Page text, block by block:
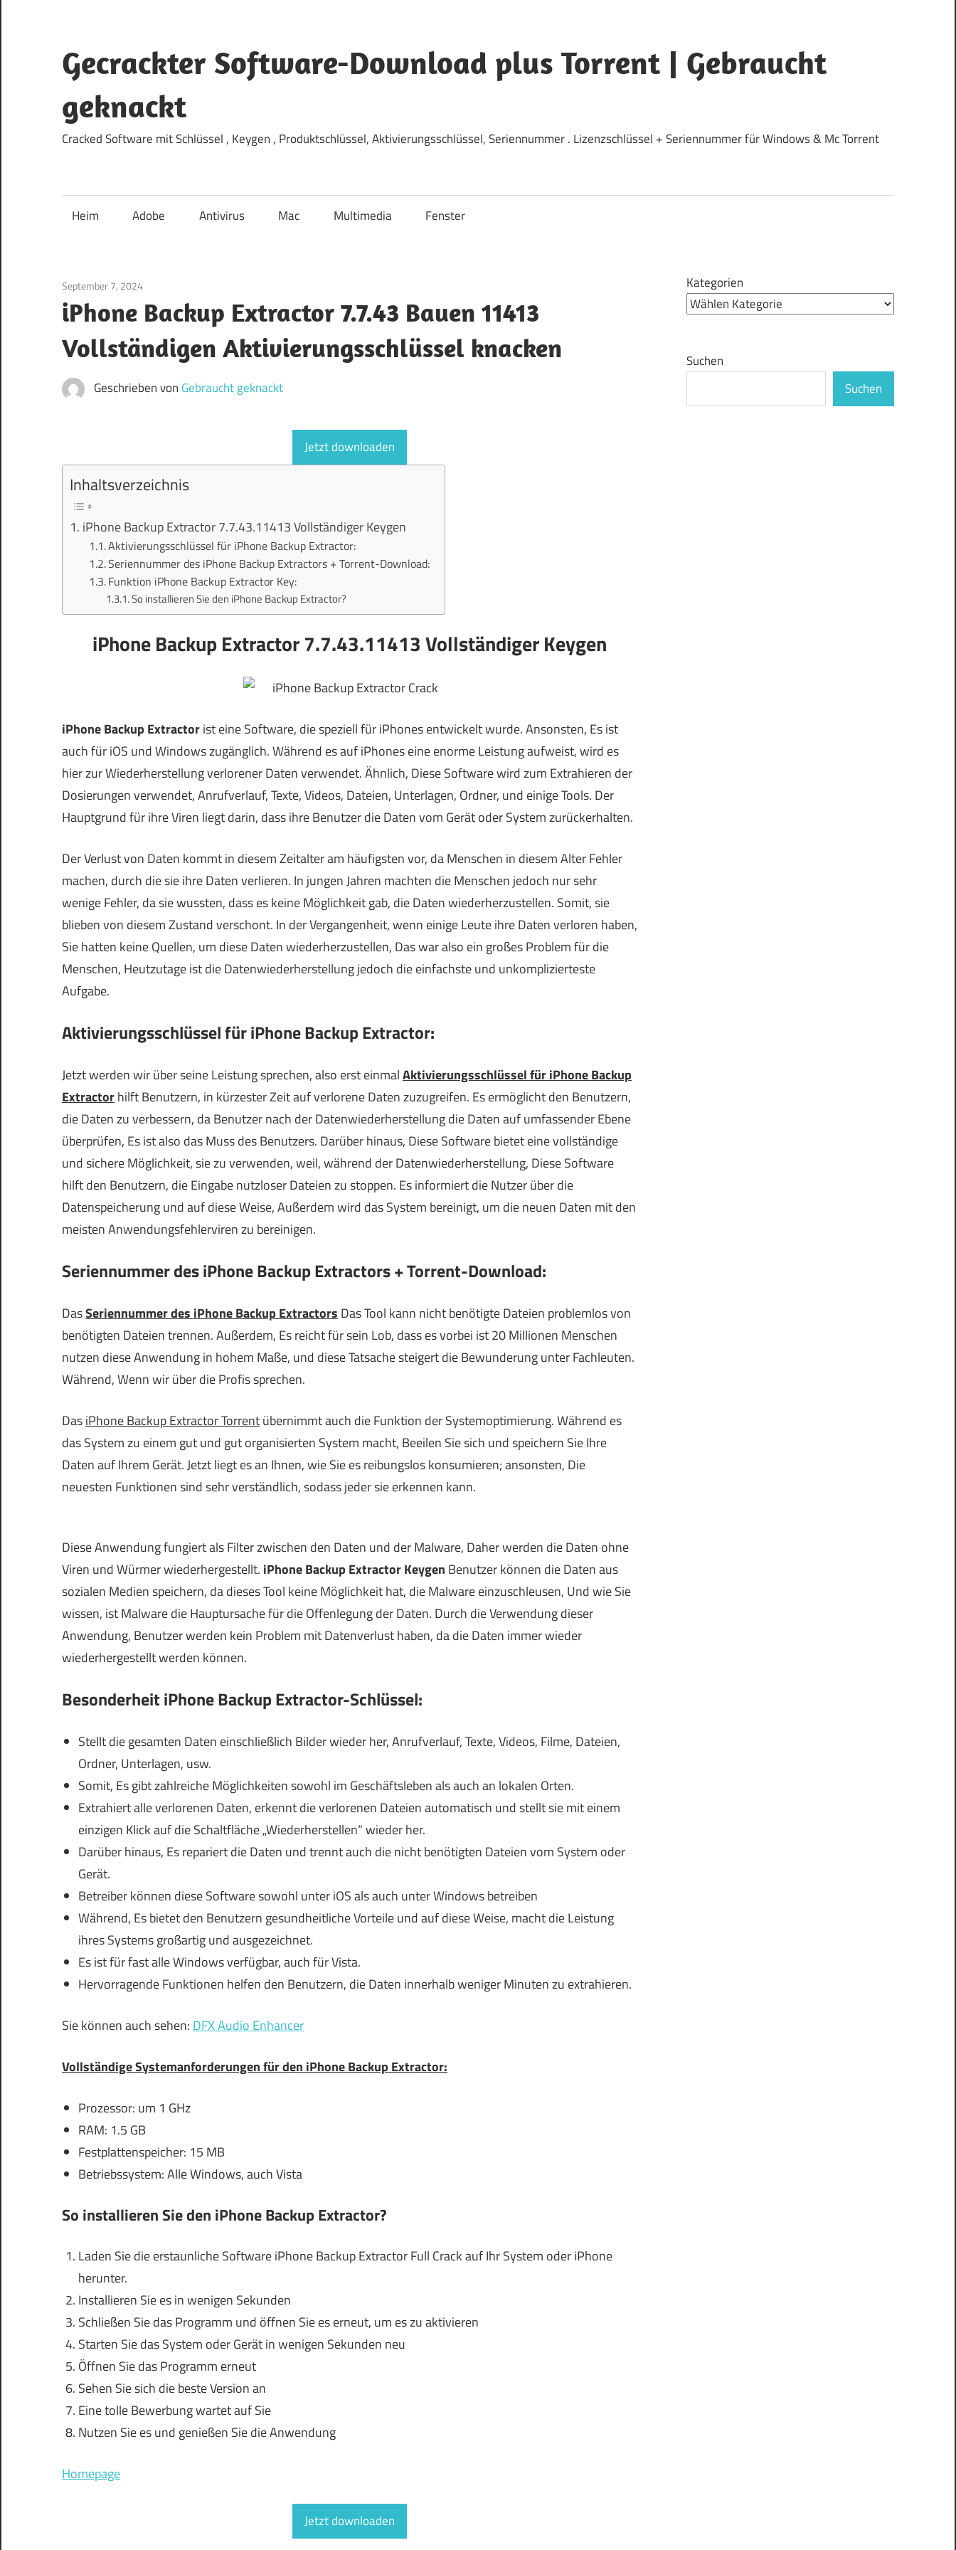
springen
Gecrackter Software-Download plus Torrent | Gebraucht
geknackt
Cracked Software mit Schlüssel , Keygen , Produktschlüssel, Aktivierungsschlüssel, Seriennummer . Lizenzschlüssel + Seriennummer für Windows & Mc Torrent
Heim Adobe Antivirus Mac Multimedia Fenster
September 7, 2024
iPhone Backup Extractor 7.7.43 Bauen 11413
Vollständigen Aktivierungsschlüssel knacken
Geschrieben von Gebraucht geknackt
Jetzt downloaden
Inhaltsverzeichnis
iPhone Backup Extractor 7.7.43.11413 Vollständiger Keygen
Aktivierungsschlüssel für iPhone Backup Extractor:
Seriennummer des iPhone Backup Extractors + Torrent-Download:
Funktion iPhone Backup Extractor Key:
So installieren Sie den iPhone Backup Extractor?
iPhone Backup Extractor 7.7.43.11413 Vollständiger Keygen
iPhone Backup Extractorist eine Software, die speziell für iPhones entwickelt wurde. Ansonsten, Es ist
auch für iOS und Windows zugänglich. Während es auf iPhones eine enorme Leistung aufweist, wird es
hier zur Wiederherstellung verlorener Daten verwendet. Ähnlich, Diese Software wird zum Extrahieren der
Dosierungen verwendet, Anrufverlauf, Texte, Videos, Dateien, Unterlagen, Ordner, und einige Tools. Der
Hauptgrund für ihre Viren liegt darin, dass ihre Benutzer die Daten vom Gerät oder System zurückerhalten.
Der Verlust von Daten kommt in diesem Zeitalter am häufigsten vor, da Menschen in diesem Alter Fehler
machen, durch die sie ihre Daten verlieren. In jungen Jahren machten die Menschen jedoch nur sehr
wenige Fehler, da sie wussten, dass es keine Möglichkeit gab, die Daten wiederherzustellen. Somit, sie
blieben von diesem Zustand verschont. In der Vergangenheit, wenn einige Leute ihre Daten verloren haben,
Sie hatten keine Quellen, um diese Daten wiederherzustellen, Das war also ein großes Problem für die
Menschen, Heutzutage ist die Datenwiederherstellung jedoch die einfachste und unkomplizierteste
Aufgabe.
Aktivierungsschlüssel für iPhone Backup Extractor:
Jetzt werden wir über seine Leistung sprechen, also erst einmalAktivierungsschlüssel für iPhone Backup
Extractorhilft Benutzern, in kürzester Zeit auf verlorene Daten zuzugreifen. Es ermöglicht den Benutzern,
die Daten zu verbessern, da Benutzer nach der Datenwiederherstellung die Daten auf umfassender Ebene
überprüfen, Es ist also das Muss des Benutzers. Darüber hinaus, Diese Software bietet eine vollständige
und sichere Möglichkeit, sie zu verwenden, weil, während der Datenwiederherstellung, Diese Software
hilft den Benutzern, die Eingabe nutzloser Dateien zu stoppen. Es informiert die Nutzer über die
Datenspeicherung und auf diese Weise, Außerdem wird das System bereinigt, um die neuen Daten mit den
meisten Anwendungsfehlerviren zu bereinigen.
Seriennummer des iPhone Backup Extractors + Torrent-Download:
DasSeriennummer des iPhone Backup Extractors Das Tool kann nicht benötigte Dateien problemlos von
benötigten Dateien trennen.Außerdem, Es reicht für sein Lob, dass es vorbei ist 20 Millionen Menschen
nutzen diese Anwendung in hohem Maße, und diese Tatsache steigert die Bewunderung unter Fachleuten.
Während, Wenn wir über die Profis sprechen.
DasiPhone Backup Extractor Torrentübernimmt auch die Funktion der Systemoptimierung. Während es
das System zu einem gut und gut organisierten System macht, Beeilen Sie sich und speichern Sie Ihre
Daten auf Ihrem Gerät. Jetzt liegt es an Ihnen, wie Sie es reibungslos konsumieren; ansonsten, Die
neuesten Funktionen sind sehr verständlich, sodass jeder sie erkennen kann.
Diese Anwendung fungiert als Filter zwischen den Daten und der Malware, Daher werden die Daten ohne
Viren und Würmer wiederhergestellt. iPhone Backup Extractor Keygen Benutzer können die Daten aus
sozialen Medien speichern, da dieses Tool keine Möglichkeit hat, die Malware einzuschleusen, Und wie Sie
wissen, ist Malware die Hauptursache für die Offenlegung der Daten. Durch die Verwendung dieser
Anwendung, Benutzer werden kein Problem mit Datenverlust haben, da die Daten immer wieder
wiederhergestellt werden können.
BesonderheitiPhone Backup Extractor-Schlüssel:
Stellt die gesamten Daten einschließlich Bilder wieder her, Anrufverlauf, Texte, Videos, Filme, Dateien,
Ordner, Unterlagen, usw.
Somit, Es gibt zahlreiche Möglichkeiten sowohl im Geschäftsleben als auch an lokalen Orten.
Extrahiert alle verlorenen Daten, erkennt die verlorenen Dateien automatisch und stellt sie mit einem
einzigen Klick auf die Schaltfläche „Wiederherstellen“ wieder her.
Darüber hinaus, Es repariert die Daten und trennt auch die nicht benötigten Dateien vom System oder
Gerät.
Betreiber können diese Software sowohl unter iOS als auch unter Windows betreiben
Während, Es bietet den Benutzern gesundheitliche Vorteile und auf diese Weise, macht die Leistung
ihres Systems großartig und ausgezeichnet.
Es ist für fast alle Windows verfügbar, auch für Vista.
Hervorragende Funktionen helfen den Benutzern, die Daten innerhalb weniger Minuten zu extrahieren.
Sie können auch sehen: DFX Audio Enhancer
Vollständige Systemanforderungen für den iPhone Backup Extractor:
Prozessor: um 1 GHz
RAM: 1.5 GB
Festplattenspeicher: 15 MB
Betriebssystem: Alle Windows, auch Vista
So installieren Sie den iPhone Backup Extractor?
Laden Sie die erstaunliche Software iPhone Backup Extractor Full Crack auf Ihr System oder iPhone
herunter.
Installieren Sie es in wenigen Sekunden
Schließen Sie das Programm und öffnen Sie es erneut, um es zu aktivieren
Starten Sie das System oder Gerät in wenigen Sekunden neu
Öffnen Sie das Programm erneut
Sehen Sie sich die beste Version an
Eine tolle Bewerbung wartet auf Sie
Nutzen Sie es und genießen Sie die Anwendung
Homepage
Jetzt downloaden
Kategorien
Suchen
Suchen